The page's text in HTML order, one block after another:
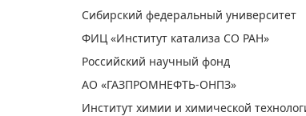
Сибирский федеральный университет
ФИЦ «Институт катализа СО РАН»
Российский научный фонд
АО «ГАЗПРОМНЕФТЬ-ОНПЗ»
Институт химии и химической